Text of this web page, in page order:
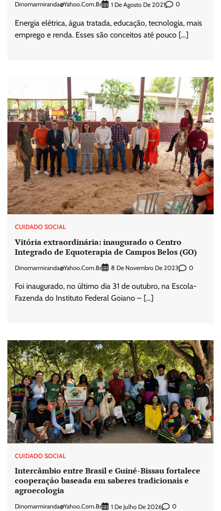
Dinomarmiranda@yahoo.com.br 1 De Agosto De 2021 0
Energia elétrica, água tratada, educação, tecnologia, mais
emprego e renda. Esses são conceitos até pouco […]
CUIDADO SOCIAL
Vitória extraordinária: inaugurado o Centro
Integrado de Equoterapia de Campos Belos (GO)
Dinomarmiranda@yahoo.com.br 8 De Novembro De 2023 0
Foi inaugurado, no último dia 31 de outubro, na Escola-
Fazenda do Instituto Federal Goiano – […]
CUIDADO SOCIAL
Intercâmbio entre Brasil e Guiné-Bissau fortalece
cooperação baseada em saberes tradicionais e
agroecologia
Dinomarmiranda@yahoo.com.br 1 De Julho De 2026 0